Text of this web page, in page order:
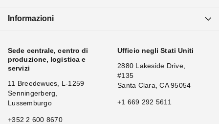
Informazioni
Sede centrale, centro di
produzione, logistica e
servizi
11 Breedewues, L-1259
Senningerberg,
Lussemburgo
+352 2 600 8670
Ufficio negli Stati Uniti
2880 Lakeside Drive,
#135
Santa Clara, CA 95054
+1 669 292 5611